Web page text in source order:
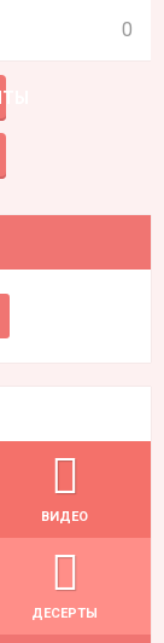
0
ВИДЕО
ДЕСЕРТЫ